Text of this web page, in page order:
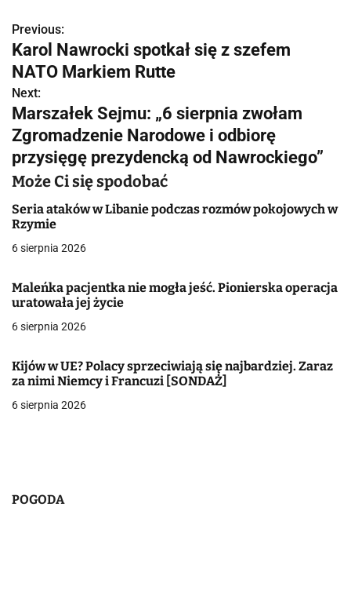
N
a
w
i
g
a
c
j
w
p
i
s
Previous:
Karol Nawrocki spotkał się z szefem
NATO Markiem Rutte
Next:
Marszałek Sejmu: „6 sierpnia zwołam
Zgromadzenie Narodowe i odbiorę
przysięgę prezydencką od Nawrockiego”
Może Ci się spodobać
Seria ataków w Libanie podczas rozmów pokojowych w
Rzymie
6 sierpnia 2026
Maleńka pacjentka nie mogła jeść. Pionierska operacja
uratowała jej życie
6 sierpnia 2026
Kijów w UE? Polacy sprzeciwiają się najbardziej. Zaraz
za nimi Niemcy i Francuzi [SONDAŻ]
6 sierpnia 2026
POGODA